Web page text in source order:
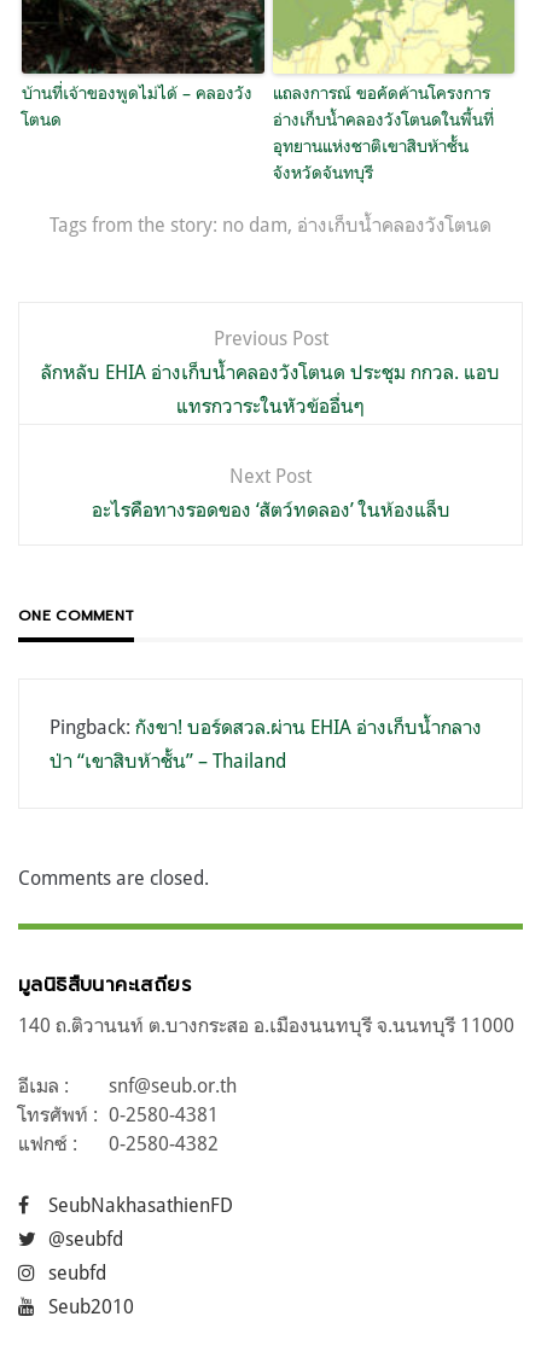
บ้านที่เจ้าของพูดไม่ได้ – คลองวัง
โตนด
แถลงการณ์ ขอคัดค้านโครงการ
อ่างเก็บน้ำคลองวังโตนดในพื้นที่
อุทยานแห่งชาติเขาสิบห้าชั้น
จังหวัดจันทบุรี
Tags from the story: no dam, อ่างเก็บน้ำคลองวังโตนด
เรื่อง
Previous Post
ลักหลับ EHIA อ่างเก็บน้ำคลองวังโตนด ประชุม กกวล. แอบ
แทรกวาระในหัวข้ออื่นๆ
Next Post
อะไรคือทางรอดของ ‘สัตว์ทดลอง’ ในห้องแล็บ
ONE COMMENT
Pingback: กังขา! บอร์ดสวล.ผ่าน EHIA อ่างเก็บน้ำกลาง
ป่า “เขาสิบห้าชั้น” – Thailand
Comments are closed.
มูลนิธิสืบนาคะเสถียร
140 ถ.ติวานนท์ ต.บางกระสอ อ.เมืองนนทบุรี จ.นนทบุรี 11000
อีเมล :
snf@seub.or.th
โทรศัพท์ : 0-2580-4381
แฟกซ์ :
0-2580-4382
SeubNakhasathienFD
@seubfd
seubfd
Seub2010